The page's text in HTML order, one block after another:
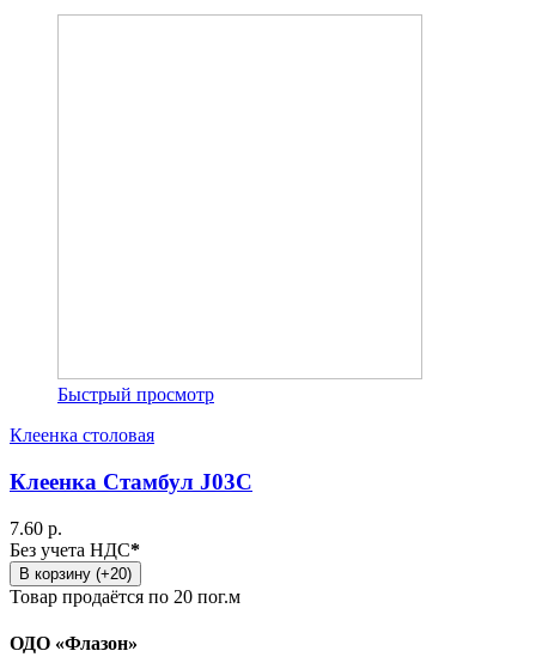
Быстрый просмотр
Клеенка столовая
Клеенка Стамбул J03C
7.60 р.
Без учета НДС*
В корзину (+20)
Товар продаётся по 20 пог.м
ОДО «Флазон»